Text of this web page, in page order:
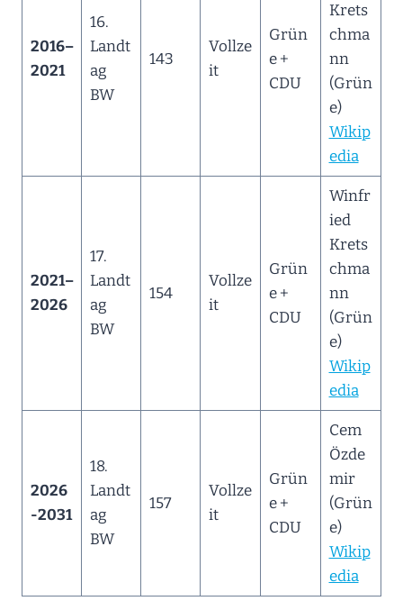
2016–
2021
16.
Landt
ag
BW
143
Vollze
it
Grün
e +
CDU
Krets
chma
nn
(Grün
e)
Wikip
edia
2021–
2026
17.
Landt
ag
BW
154
Vollze
it
Grün
e +
CDU
Winfr
ied
Krets
chma
nn
(Grün
e)
Wikip
edia
2026
-2031
18.
Landt
ag
BW
157
Vollze
it
Grün
e +
CDU
Cem
Özde
mir
(Grün
e)
Wikip
edia